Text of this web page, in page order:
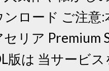
ンロード ご注意:
セリア Premium
版は 当サービス